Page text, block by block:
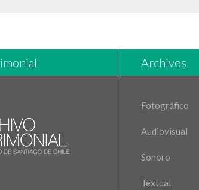
Archivos
Fotográfico
Audiovisual
Sonoro
Textual